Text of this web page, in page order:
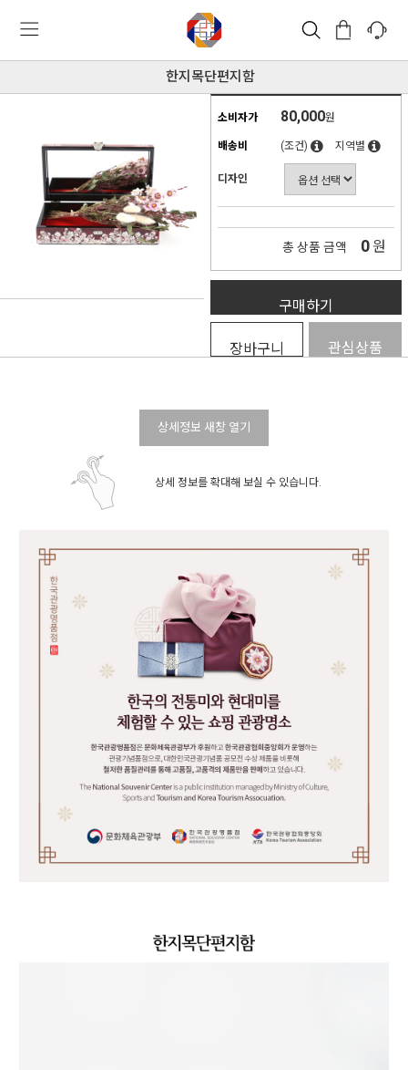
한지목단편지함
소비자가 80,000원
배송비 (조건) 지역별
디자인
총 상품 금액 0 원
구매하기
장바구니 관심상품
상세정보 새창 열기
상세 정보를 확대해 보실 수 있습니다.